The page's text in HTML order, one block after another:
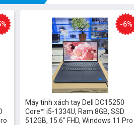
tính thẩm mỹ cao, kết hợp với bàn
có thể tùy chỉnh mức sáng giúp người
Máy tính xách tay Dell DC15250
Core™ i5-1334U, Ram 8GB, SSD
512GB, 15.6" FHD, Windows 11 Pro
-6%